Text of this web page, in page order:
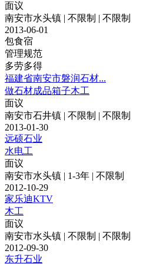
面议
南安市水头镇 | 不限制 | 不限制
2013-06-01
包食宿
管理规范
多劳多得
福建省南安市磐润石材...
做石材成品箱子木工
面议
南安市石井镇 | 不限制 | 不限制
2013-01-30
远硕石业
水电工
面议
南安市水头镇 | 1-3年 | 不限制
2012-10-29
家乐迪KTV
木工
面议
南安市水头镇 | 不限制 | 不限制
2012-09-30
东升石业